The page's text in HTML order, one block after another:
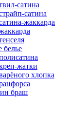
сатина
сатина
жаккарда
белье
жатки
хлопка
браш